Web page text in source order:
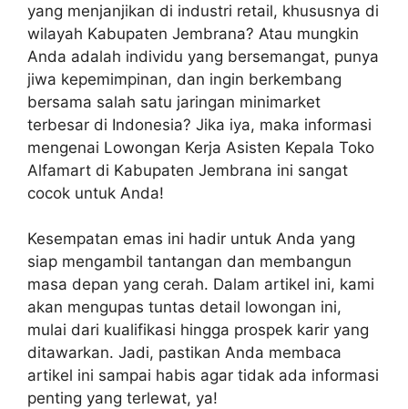
yang menjanjikan di industri retail, khususnya di
wilayah Kabupaten Jembrana? Atau mungkin
Anda adalah individu yang bersemangat, punya
jiwa kepemimpinan, dan ingin berkembang
bersama salah satu jaringan minimarket
terbesar di Indonesia? Jika iya, maka informasi
mengenai Lowongan Kerja Asisten Kepala Toko
Alfamart di Kabupaten Jembrana ini sangat
cocok untuk Anda!
Kesempatan emas ini hadir untuk Anda yang
siap mengambil tantangan dan membangun
masa depan yang cerah. Dalam artikel ini, kami
akan mengupas tuntas detail lowongan ini,
mulai dari kualifikasi hingga prospek karir yang
ditawarkan. Jadi, pastikan Anda membaca
artikel ini sampai habis agar tidak ada informasi
penting yang terlewat, ya!